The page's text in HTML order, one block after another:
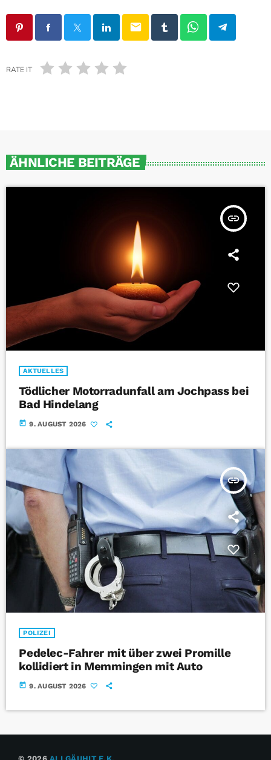
email
RATE IT
ÄHNLICHE BEITRÄGE
insert_link
AKTUELLES
Tödlicher Motorradunfall am Jochpass bei
Bad Hindelang
today 9. AUGUST 2026
insert_link
POLIZEI
Pedelec-Fahrer mit über zwei Promille
kollidiert in Memmingen mit Auto
today 9. AUGUST 2026